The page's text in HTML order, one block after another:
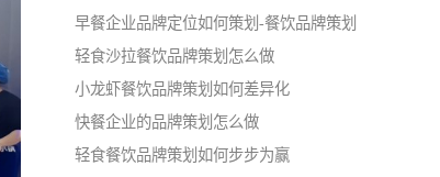
早餐企业品牌定位如何策划-餐饮品牌策划
轻食沙拉餐饮品牌策划怎么做
小龙虾餐饮品牌策划如何差异化
快餐企业的品牌策划怎么做
轻食餐饮品牌策划如何步步为赢